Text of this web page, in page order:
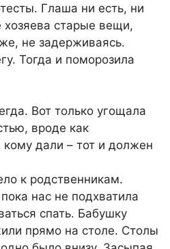
Глаша ни есть, ни
хозяева старые вещи,
не задерживаясь.
Тогда и поморозила
Вот только угощала
вроде как
дали – тот и должен
к родственникам.
нас не подхватила
спать. Бабушку
прямо на столе. Столы